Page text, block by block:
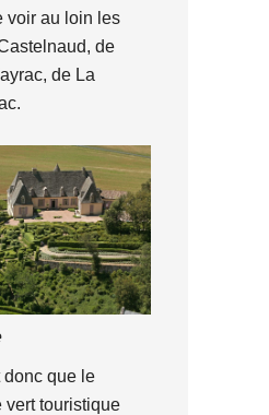
voir au loin les
de
de La
donc que le
vert touristique